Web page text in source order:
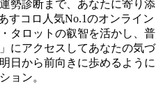
勢診断まで、あなたに寄り添
すコロ人気No.1のオンライン
タロットの叡智を活かし、普
にアクセスしてあなたの気づ
日から前向きに歩めるように
ョン。